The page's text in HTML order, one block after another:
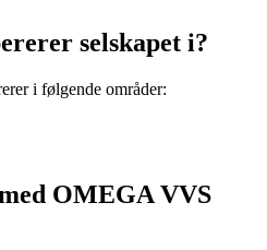
selskapet i?
i følgende områder:
OMEGA VVS